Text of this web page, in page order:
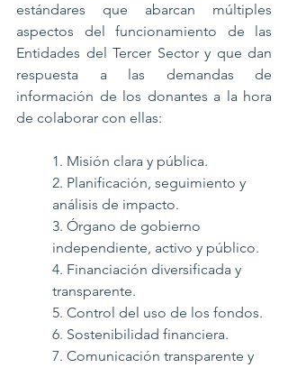
estándares que abarcan múltiples
aspectos del funcionamiento de las
Entidades del Tercer Sector y que dan
respuesta a las demandas de
información de los donantes a la hora
de colaborar con ellas:
1. Misión clara y pública.
2. Planificación, seguimiento y
análisis de impacto.
3. Órgano de gobierno
independiente, activo y público.
4. Financiación diversificada y
transparente.
5. Control del uso de los fondos.
6. Sostenibilidad financiera.
7. Comunicación transparente y